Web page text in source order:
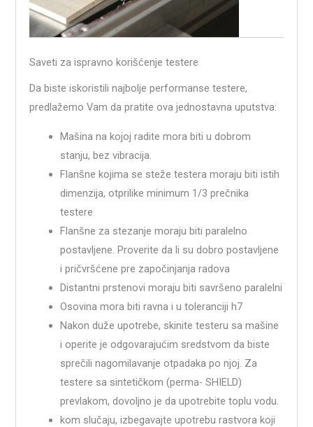
Saveti za ispravno korišćenje testere
Da biste iskoristili najbolje performanse testere,
predlažemo Vam da pratite ova jednostavna uputstva:
Mašina na kojoj radite mora biti u dobrom
stanju, bez vibracija.
Flanšne kojima se steže testera moraju biti istih
dimenzija, otprilike minimum 1/3 prečnika
testere
Flanšne za stezanje moraju biti paralelno
postavljene. Proverite da li su dobro postavljene
i pričvršćene pre započinjanja radova
Distantni prstenovi moraju biti savršeno paralelni
Osovina mora biti ravna i u toleranciji h7
Nakon duže upotrebe, skinite testeru sa mašine
i operite je odgovarajućim sredstvom da biste
sprečili nagomilavanje otpadaka po njoj. Za
testere sa sintetičkom (perma- SHIELD)
prevlakom, dovoljno je da upotrebite toplu vodu.
kom slučaju, izbegavajte upotrebu rastvora koji